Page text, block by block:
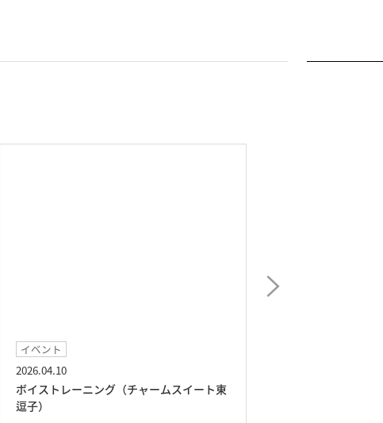
イベント
2026.04.10
ボイストレーニング（チャームスイート東
逗子）